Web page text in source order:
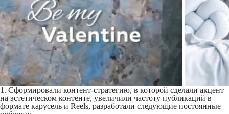
1. Сформировали контент-стратегию, в которой сделали акцент
на эстетическом контенте, увеличили частоту публикаций в
формате карусель и Reels, разработали следующие постоянные